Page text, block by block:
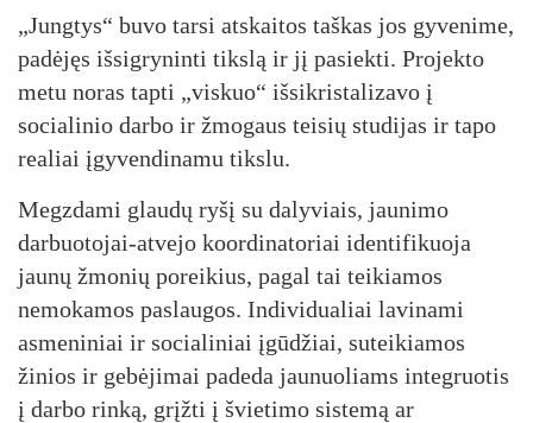
„Jungtys“ buvo tarsi atskaitos taškas jos gyvenime,
padėjęs išsigryninti tikslą ir jį pasiekti. Projekto
metu noras tapti „viskuo“ išsikristalizavo į
socialinio darbo ir žmogaus teisių studijas ir tapo
realiai įgyvendinamu tikslu.
Megzdami glaudų ryšį su dalyviais, jaunimo
darbuotojai-atvejo koordinatoriai identifikuoja
jaunų žmonių poreikius, pagal tai teikiamos
nemokamos paslaugos. Individualiai lavinami
asmeniniai ir socialiniai įgūdžiai, suteikiamos
žinios ir gebėjimai padeda jaunuoliams integruotis
į darbo rinką, grįžti į švietimo sistemą ar